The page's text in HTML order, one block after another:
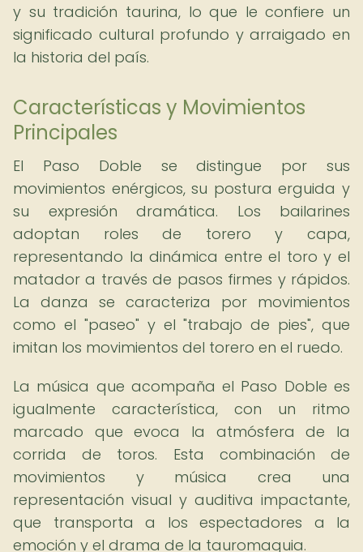
y su tradición taurina, lo que le confiere un
significado cultural profundo y arraigado en
la historia del país.
Características y Movimientos
Principales
El Paso Doble se distingue por sus
movimientos enérgicos, su postura erguida y
su expresión dramática. Los bailarines
adoptan roles de torero y capa,
representando la dinámica entre el toro y el
matador a través de pasos firmes y rápidos.
La danza se caracteriza por movimientos
como el "paseo" y el "trabajo de pies", que
imitan los movimientos del torero en el ruedo.
La música que acompaña el Paso Doble es
igualmente característica, con un ritmo
marcado que evoca la atmósfera de la
corrida de toros. Esta combinación de
movimientos y música crea una
representación visual y auditiva impactante,
que transporta a los espectadores a la
emoción y el drama de la tauromaquia.